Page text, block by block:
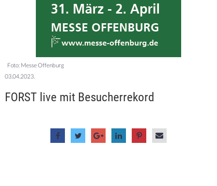
Foto: Messe Offenburg
03.04.2023.
FORST live mit Besucherrekord